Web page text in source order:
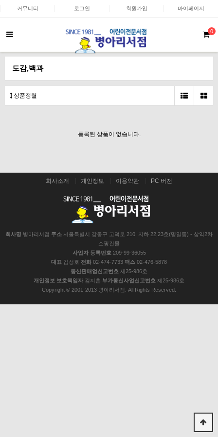
커뮤니티 로그인 회원가입 마이페이지
0
도감,백과
상품정렬
등록된 상품이 없습니다.
회사소개 개인정보 이용약관 PC 버전
회사명 병아리서점 주소 서울특별시 강동구 고덕로 210, 지하 22,23호(명일동) - 삼익2차
쇼핑건물
사업자 등록번호 209-99-36055
대표 김성호 전화 02-474-7733 팩스 02-476-5878
통신판매업신고번호 제25-986호
개인정보 보호책임자 김지훈 부가통신사업신고번호 제25-986호
Copyright © 2001-2013 병아리서점. All Rights Reserved.